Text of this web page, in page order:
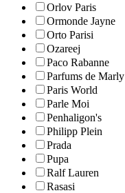
Orlov Paris
Ormonde Jayne
Orto Parisi
Ozareej
Paco Rabanne
Parfums de Marly
Paris World
Parle Moi
Penhaligon's
Philipp Plein
Prada
Pupa
Ralf Lauren
Rasasi